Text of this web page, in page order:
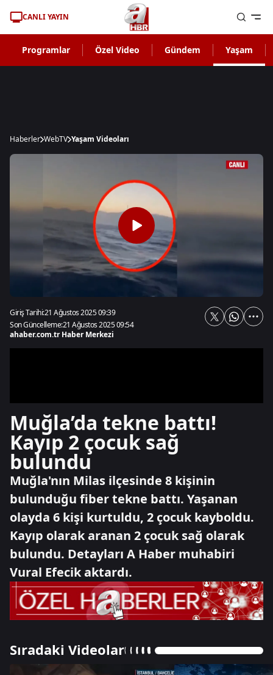
CANLI YAYIN
Programlar Özel Video Gündem Yaşam
Haberler WebTV Yaşam Videoları
Giriş Tarihi:21 Ağustos 2025 09:39
Son Güncelleme:21 Ağustos 2025 09:54
ahaber.com.tr Haber Merkezi
Muğla’da tekne battı!
Kayıp 2 çocuk sağ
bulundu
Muğla'nın Milas ilçesinde 8 kişinin
bulunduğu fiber tekne battı. Yaşanan
olayda 6 kişi kurtuldu, 2 çocuk kayboldu.
Kayıp olarak aranan 2 çocuk sağ olarak
bulundu. Detayları A Haber muhabiri
Vural Efecik aktardı.
Sıradaki Videolar